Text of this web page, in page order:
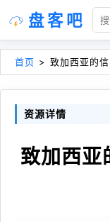
盘客吧
首页 > 致加西亚的
资源详情
致加西